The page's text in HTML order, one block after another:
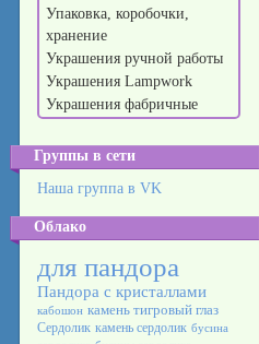
Упаковка, коробочки,
хранение
Украшения ручной работы
Украшения Lampwork
Украшения фабричные
Группы в сети
Наша группа в VK
Облако
для пандора
Пандора с кристаллами
кабошон камень тигровый глаз
Сердолик камень сердолик бусина